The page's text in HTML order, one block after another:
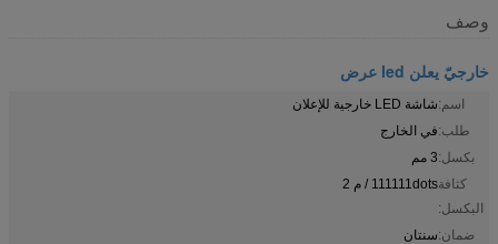
وصف
خارجيّ يعلن led عرض
اسم:شاشة LED خارجية للإعلان
طلب:في الخارج
بكسل:3 مم
كثافة
البكسل:
111111dots / م 2
ضمان:سنتان